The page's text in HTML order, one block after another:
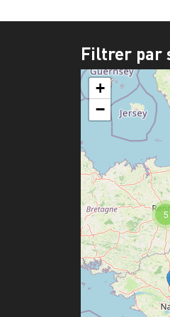
Filtrer par
5
+
−